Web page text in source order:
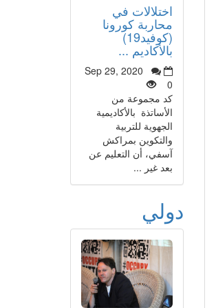
اختلالات في
محاربة كورونا
(كوفيد19)
بالأكاديم ...
Sep 29, 2020
0
كد مجموعة من
الأساتذة بالأكاديمية
الجهوية للتربية
والتكوين بمراكش
آسفي، أن التعليم عن
بعد غير ...
دولي